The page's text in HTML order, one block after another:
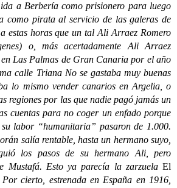
a Berbería como prisionero para luego
como pirata al servicio de las galeras de
estas horas que un tal Ali Arraez Romero
o, más acertadamente Ali Arraez
Las Palmas de Gran Canaria por el año
calle Triana No se gastaba muy buenas
lo mismo vender canarios en Argelia, o
regiones por las que nadie pagó jamás un
cuentas para no coger un enfado porque
labor “humanitaria” pasaron de 1.000.
salía rentable, hasta un hermano suyo,
los pasos de su hermano Ali, pero
Mustafá. Esto ya parecía la zarzuelaEl
cierto, estrenada en España en 1916,